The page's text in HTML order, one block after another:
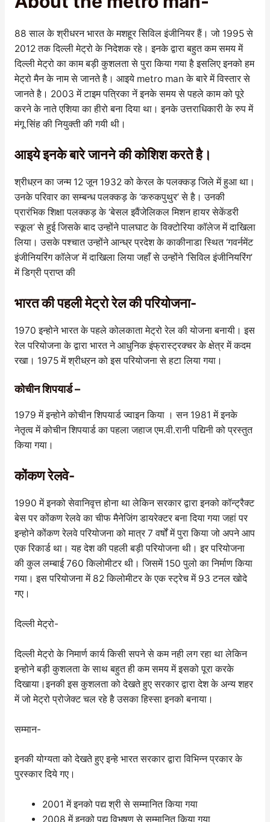
88 साल के श्रीधरन भारत के मशहूर सिविल इंजीनियर हैं। जो 1995 से
2012 तक दिल्ली मेट्रो के निदेशक रहे। इनके द्वारा बहुत कम समय में
दिल्ली मेट्रो का काम बड़ी कुशलता से पुरा किया गया है इसलिए इनको हम
मेट्रो मैन के नाम से जानते है। आइये metro man के बारे में विस्तार से
जानते है। 2003 में टाइम पत्रिका नें इनके समय से पहले काम को पूरे
करने के नाते एशिया का हीरो बना दिया था। इनके उत्तराधिकारी के रुप में
मंगू सिंह की नियुक्ती की गयी थी।
आइये इनके बारे जानने की कोशिश करते है।
श्रीधऱन का जन्म 12 जून 1932 को केरल के पलक्कड़ जिले में हुआ था।
उनके परिवार का सम्बन्ध पलक्कड़ के ‘करुकपुथुर’ से है। उनकी
प्रारंभिक शिक्षा पलक्कड़ के ‘बेसल इवैंजेलिकल मिशन हायर सेकेंडरी
स्कूल’ से हुई जिसके बाद उन्होंने पालघाट के विक्टोरिया कॉलेज में दाखिला
लिया। उसके पश्चात उन्होंने आन्ध्र प्रदेश के काकीनाडा स्थित ‘गवर्नमेंट
इंजीनियरिंग कॉलेज’ में दाखिला लिया जहाँ से उन्होंने ‘सिविल इंजीनियरिंग’
में डिग्री प्राप्त की
भारत की पहली मेट्रो रेल की परियोजना-
1970 इन्होने भारत के पहले कोलकाता मेट्रो रेल की योजना बनायी। इस
रेल परियोजना के द्वारा भारत ने आधुनिक इंफ्रास्ट्रक्चर के क्षेत्र में कदम
रखा। 1975 में श्रीधऱन को इस परियोजना से हटा लिया गया।
कोचीन शिपयार्ड –
1979 में इन्होने कोचीन शिपयार्ड ज्वाइन किया । सन 1981 में इनके
नेतृत्व में कोचीन शिपयार्ड का पहला जहाज एम.वी.रानी पद्यिनी को प्रस्तुत
किया गया।
कोंकण रेलवे-
1990 में इनको सेवानिवृत्त होना था लेकिन सरकार द्वारा इनको कॉन्ट्रैक्ट
बेस पर कोंकण रेलवे का चीफ मैनेजिंग डायरेक्टर बना दिया गया जहां पर
इन्होने कोंकण रेलवे परियोजना को मात्र 7 वर्षों में पुरा किया जो अपने आप
एक रिकार्ड था। यह देश की पहली बड़ी परियोजना थी। इर परियोजना
की कुल लम्बाई 760 किलोमीटर थी। जिसमें 150 पुलो का निर्माण किया
गया। इस परियोजना में 82 किलोमीटर के एक स्ट्रेच में 93 टनल खोदे
गए।
दिल्ली मेट्रो-
दिल्ली मेट्रो के निमार्ण कार्य किसी सपने से कम नही लग रहा था लेकिन
इन्होने बड़ी कुशलता के साथ बहुत ही कम समय में इसको पूरा करके
दिखाया।इनकी इस कुशलता को देखते हुए सरकार द्वारा देश के अन्य शहर
में जो मेट्रो प्रोजेक्ट चल रहे है उसका हिस्सा इनको बनाया।
सम्मान-
इनकी योग्यता को देखते हुए इन्हे भारत सरकार द्वारा विभिन्न प्रकार के
पुरस्कार दिये गए।
2001 में इनको पद्य श्री से सम्मानित किया गया
2008 में इनको पद्य विभूषण से सम्मानित किया गया